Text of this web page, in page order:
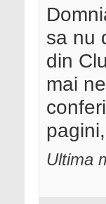
sa nu
din
mai
Ultima